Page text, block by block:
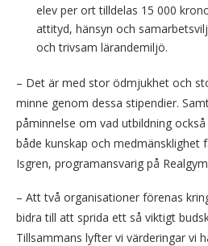
elev per ort tilldelas 15 000
attityd, hänsyn och
och trivsam lärandemiljö.
– Det är med stor ödmjukhet och
minne genom dessa stipendier.
påminnelse om vad utbildning
både kunskap och medmänsklighet
Isgren, programansvarig på
– Att två organisationer förenas
bidra till att sprida ett så viktigt
Tillsammans lyfter vi värderingar vi